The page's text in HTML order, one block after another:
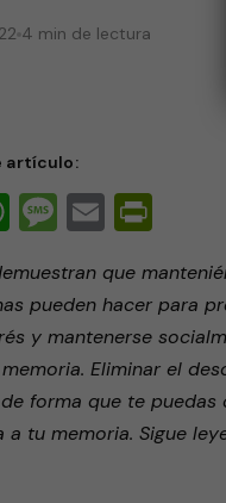
4 min de lectura
artículo:
WhatsApp
Message
Email
que
pueden hacer para
y mantenerse
Eliminar el
forma que te
a tu memoria. Sigue